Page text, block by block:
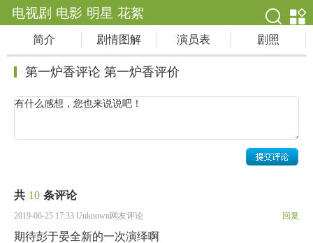
电视剧 电影 明星 花絮
简介 剧情图解 演员表 剧照
第一炉香评论 第一炉香评价
共 10 条评论
2019-06-25 17:33 Unknown网友评论 回复
期待彭于晏全新的一次演绎啊